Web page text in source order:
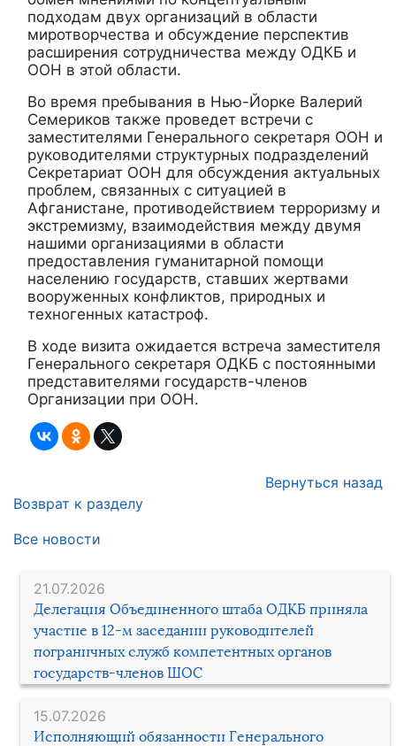
21.07.2026
Делегация Объединенного штаба ОДКБ приняла
участие в 12-м заседании руководителей
пограничных служб компетентных органов
государств-членов ШОС
15.07.2026
Исполняющий обязанности Генерального
подходам двух организаций в области
миротворчества и обсуждение перспектив
расширения сотрудничества между ОДКБ и
ООН в этой области.
Во время пребывания в Нью-Йорке Валерий
Семериков также проведет встречи с
заместителями Генерального секретаря ООН и
руководителями структурных подразделений
Секретариат ООН для обсуждения актуальных
проблем, связанных с ситуацией в
Афганистане, противодействием терроризму и
экстремизму, взаимодействия между двумя
нашими организациями в области
предоставления гуманитарной помощи
населению государств, ставших жертвами
вооруженных конфликтов, природных и
техногенных катастроф.
В ходе визита ожидается встреча заместителя
Генерального секретаря ОДКБ с постоянными
представителями государств-членов
Организации при ООН.
Вернуться назад
Возврат к разделу
Все новости